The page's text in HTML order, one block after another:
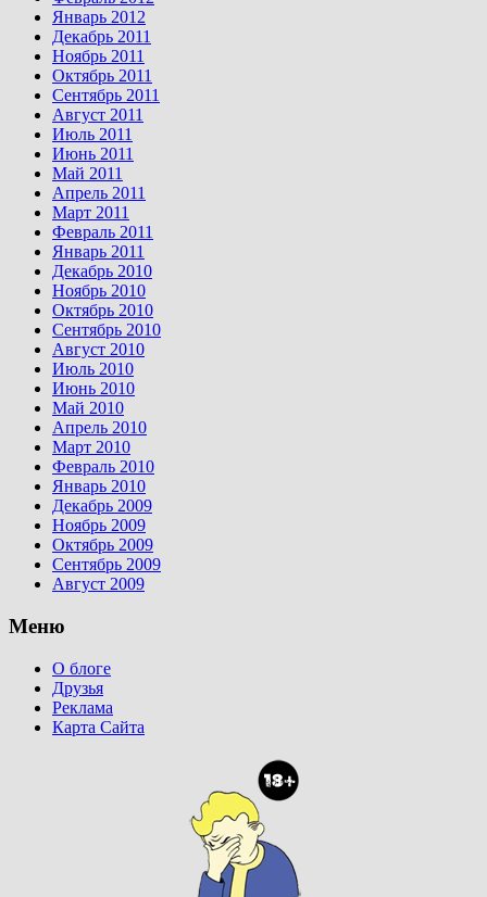
Январь 2012
Декабрь 2011
Ноябрь 2011
Октябрь 2011
Сентябрь 2011
Август 2011
Июль 2011
Июнь 2011
Май 2011
Апрель 2011
Март 2011
Февраль 2011
Январь 2011
Декабрь 2010
Ноябрь 2010
Октябрь 2010
Сентябрь 2010
Август 2010
Июль 2010
Июнь 2010
Май 2010
Апрель 2010
Март 2010
Февраль 2010
Январь 2010
Декабрь 2009
Ноябрь 2009
Октябрь 2009
Сентябрь 2009
Август 2009
Меню
О блоге
Друзья
Реклама
Карта Сайта